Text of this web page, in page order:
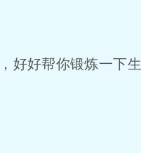
好好帮你锻炼一下生